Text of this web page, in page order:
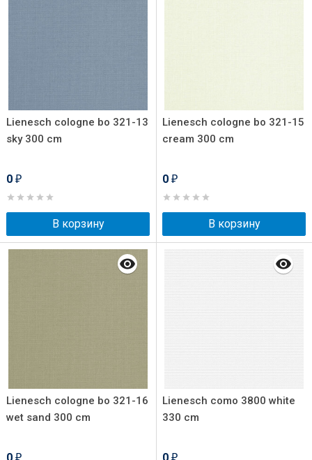
Lienesch cologne bo 321-13
sky 300 cm
0 ₽
В корзину
Lienesch cologne bo 321-15
cream 300 cm
0 ₽
В корзину
Lienesch cologne bo 321-16
wet sand 300 cm
₽
Lienesch como 3800 white
330 cm
₽